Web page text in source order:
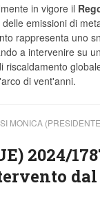
in vigore il
emissioni di
rappresenta uno
a intervenire su
riscaldamento
di vent'anni.
MONICA
2024/
dal